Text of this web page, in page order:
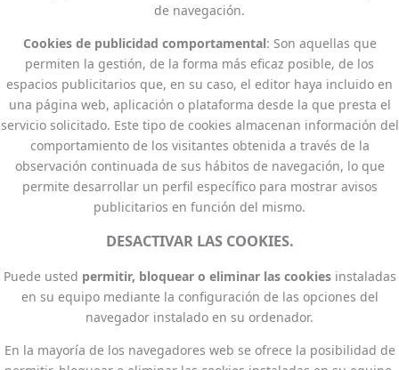
de navegación.
Cookies de publicidad comportamental: Son aquellas que
permiten la gestión, de la forma más eficaz posible, de los
espacios publicitarios que, en su caso, el editor haya incluido en
una página web, aplicación o plataforma desde la que presta el
servicio solicitado. Este tipo de cookies almacenan información del
comportamiento de los visitantes obtenida a través de la
observación continuada de sus hábitos de navegación, lo que
permite desarrollar un perfil específico para mostrar avisos
publicitarios en función del mismo.
DESACTIVAR LAS COOKIES.
Puede usted permitir, bloquear o eliminar las cookiesinstaladas
en su equipo mediante la configuración de las opciones del
navegador instalado en su ordenador.
En la mayoría de los navegadores web se ofrece la posibilidad de